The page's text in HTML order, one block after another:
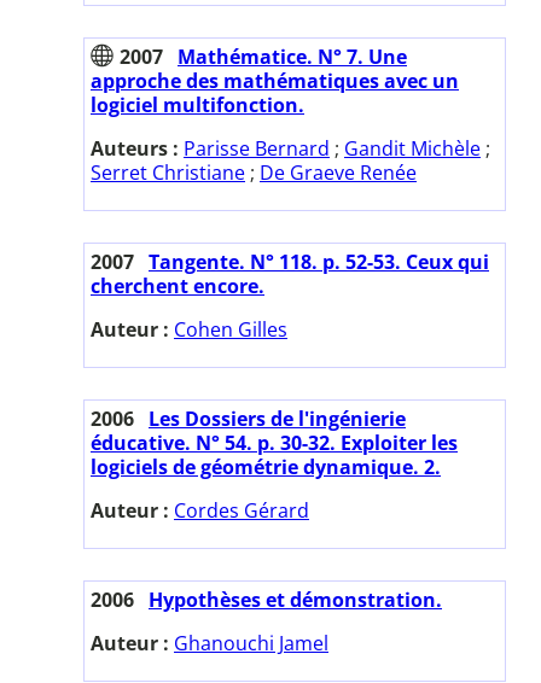
2007 Mathématice. N° 7. Une
approche des mathématiques avec un
logiciel multifonction.
Auteurs : Parisse Bernard ; Gandit Michèle ;
Serret Christiane ; De Graeve Renée
2007 Tangente. N° 118. p. 52-53. Ceux qui
cherchent encore.
Auteur : Cohen Gilles
2006 Les Dossiers de l'ingénierie
éducative. N° 54. p. 30-32. Exploiter les
logiciels de géométrie dynamique. 2.
Auteur : Cordes Gérard
2006 Hypothèses et démonstration.
Auteur : Ghanouchi Jamel